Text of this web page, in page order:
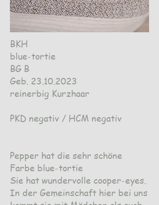
BKH
blue-tortie
BG B
Geb. 23.10.2023
reinerbig Kurzhaar
PKD negativ / HCM negativ
Pepper hat die sehr schöne
Farbe blue-tortie
Sie hat wundervolle cooper-eyes.
In der Gemeinschaft hier bei uns